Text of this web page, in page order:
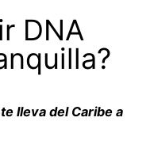
DNA
lleva del Caribe a